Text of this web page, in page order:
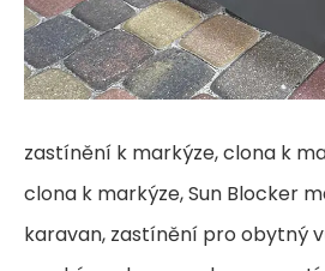
zastínění k markýze, clona k
clona k markýze, Sun Blocker
karavan, zastínění pro obytný